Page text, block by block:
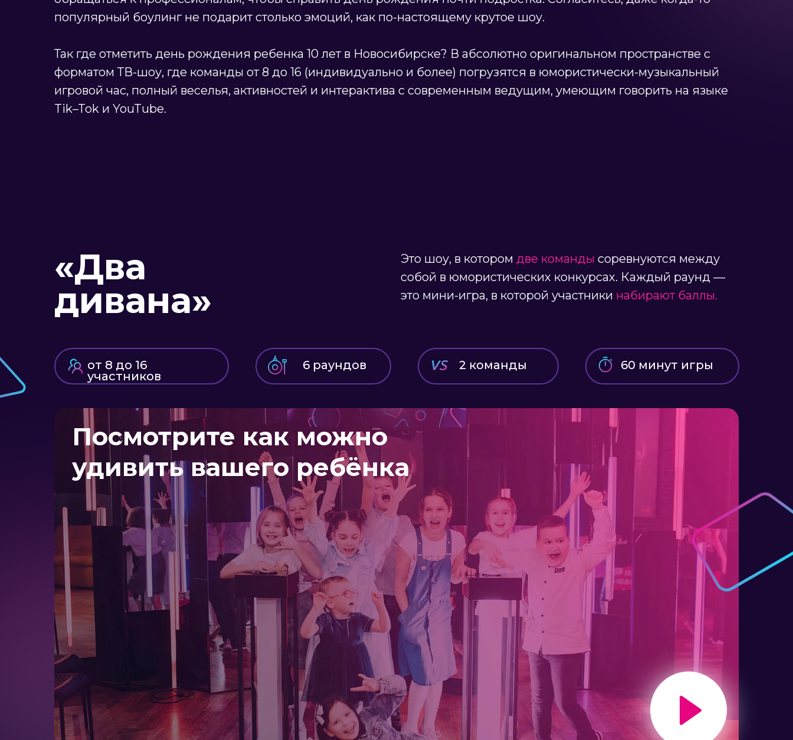
популярный боулинг не подарит столько эмоций, как по-настоящему крутое шоу.
Так где отметить день рождения ребенка 10 лет в Новосибирске? В абсолютно оригинальном пространстве с
форматом ТВ-шоу, где команды от 8 до 16 (индивидуально и более) погрузятся в юмористически-музыкальный
игровой час, полный веселья, активностей и интерактива с современным ведущим, умеющим говорить на языке
Tik–Tok и YouTube.
«Два
дивана»
Это шоу, в котором две команды соревнуются между
собой в юмористических конкурсах. Каждый раунд —
это мини-игра, в которой участники набирают баллы.
Посмотрите как можно
удивить вашего ребёнка
от 8 до 16
участников
6 раундов 2 команды 60 минут игры